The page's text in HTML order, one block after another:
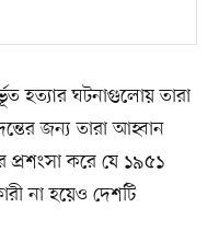
হত্যার ঘটনাগুলোয় তারা
জন্য তারা আহ্বান
প্রশংসা করে যে ১৯৫১
না হয়েও দেশটি